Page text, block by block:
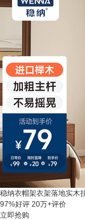
稳纳衣帽架衣架落地实木
97%好评 20万+评价
立即抢购